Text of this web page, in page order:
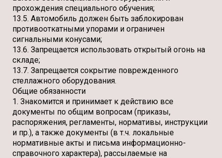
прохождения специального обучения;
13.5. Автомобиль должен быть заблокирован
противооткатными упорами и ограничен
сигнальными конусами;
13.6. Запрещается использовать открытый огонь на
складе;
13.7. Запрещается сокрытие поврежденного
стеллажного оборудования.
Общие обязанности
1. Знакомится и принимает к действию все
документы по общим вопросам (приказы,
распоряжения, регламенты, нормативы, инструкции
и пр.), а также документы (в т.ч. локальные
нормативные акты и письма информационно-
справочного характера), рассылаемые на